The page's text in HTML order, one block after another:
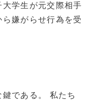
学生が元交際相手
嫌がらせ行為を受
である。 私たち